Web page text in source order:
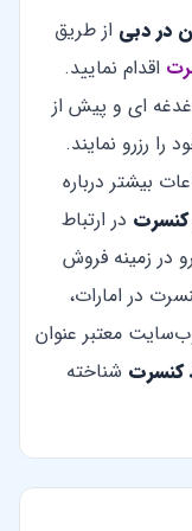
در دبی از طریق
اقدام نمایید.
ای و پیش از
رزرو نمایند.
بیشتر درباره
کنسرت در ارتباط
زمینه فروش
در امارات،
معتبر عنوان
کنسرت شناخته